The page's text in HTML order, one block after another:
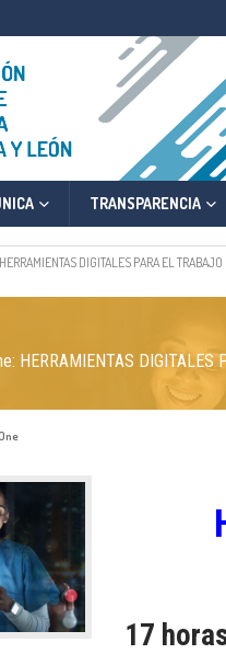
TRANSPARENCIA
DIGITALES PARA EL
HERRAMIENTAS DIGITALES
17